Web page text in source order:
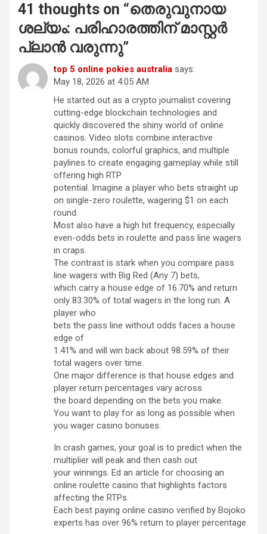
41 thoughts on “തെരുവുനായ
ശല്യം: പരിഹാരത്തിന് മാസ്റ്റർ
പ്ലാൻ വരുന്നു”
top 5 online pokies australia says:
May 18, 2026 at 4:05 AM
He started out as a crypto journalist covering
cutting-edge blockchain technologies and
quickly discovered the shiny world of online
casinos. Video slots combine interactive
bonus rounds, colorful graphics, and multiple
paylines to create engaging gameplay while still
offering high RTP
potential. Imagine a player who bets straight up
on single-zero roulette, wagering $1 on each
round.
Most also have a high hit frequency, especially
even-odds bets in roulette and pass line wagers
in craps.
The contrast is stark when you compare pass
line wagers with Big Red (Any 7) bets,
which carry a house edge of 16.70% and return
only 83.30% of total wagers in the long run. A
player who
bets the pass line without odds faces a house
edge of
1.41% and will win back about 98.59% of their
total wagers over time.
One major difference is that house edges and
player return percentages vary across
the board depending on the bets you make.
You want to play for as long as possible when
you wager casino bonuses.
In crash games, your goal is to predict when the
multiplier will peak and then cash out
your winnings. Ed an article for choosing an
online roulette casino that highlights factors
affecting the RTPs.
Each best paying online casino verified by Bojoko
experts has over 96% return to player percentage.